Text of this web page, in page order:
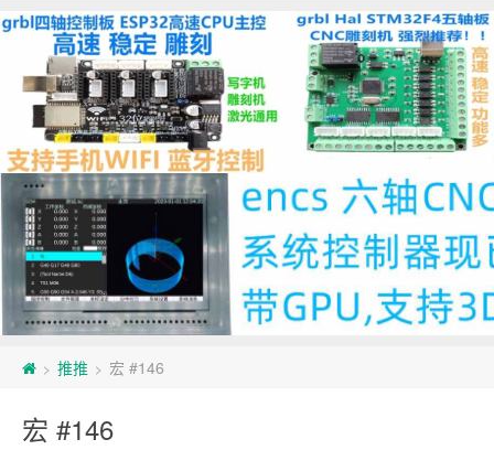
> 推推 > 宏 #146
宏 #146